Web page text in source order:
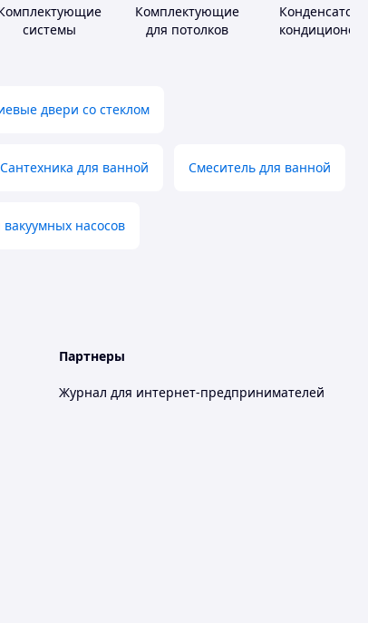
системы
Комплектующие
для потолков
двери со стеклом
Сантехника для ванной Смеситель для ванной
насосов
Партнеры
Журнал для интернет-предпринимателей